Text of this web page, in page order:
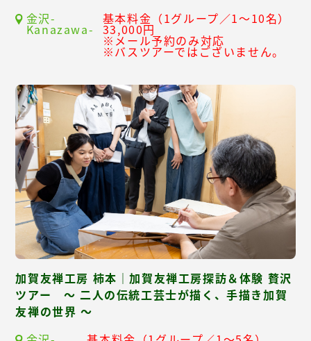
金沢-
Kanazawa-
基本料金（1グループ／1～10名）
33,000円
※メール予約のみ対応
※バスツアーではございません。
加賀友禅工房 柿本｜加賀友禅工房探訪＆体験 贅沢
ツアー ～ 二人の伝統工芸士が描く、手描き加賀
友禅の世界 ～